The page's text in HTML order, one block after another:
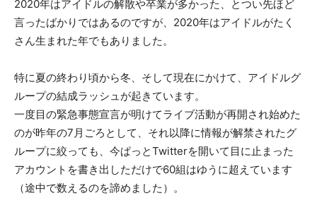
2020年はアイドルの解散や卒業が多かった、とつい先ほど
言ったばかりではあるのですが、2020年はアイドルがたく
さん生まれた年でもありました。
特に夏の終わり頃から冬、そして現在にかけて、アイドルグ
ループの結成ラッシュが起きています。
一度目の緊急事態宣言が明けてライブ活動が再開され始めた
のが昨年の7月ごろとして、それ以降に情報が解禁されたグ
ループに絞っても、今ぱっとTwitterを開いて目に止まった
アカウントを書き出しただけで60組はゆうに超えています
（途中で数えるのを諦めました）。